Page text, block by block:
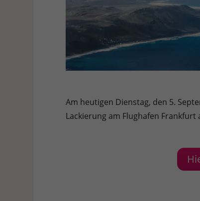
Am heutigen Dienstag, den 5.
Lackierung am Flughafen Frankfurt